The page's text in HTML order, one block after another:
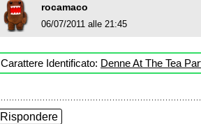
rocamaco
06/07/2011 alle 21:45
Carattere Identificato: Denne At The Tea
Rispondere